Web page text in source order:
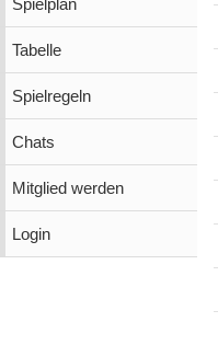
Spielplan
Tabelle
Spielregeln
Chats
Mitglied werden
Login